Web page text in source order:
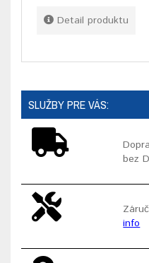
Detail produktu
SLUŽBY PRE VÁS:
bez
info